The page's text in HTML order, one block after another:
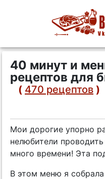
40 минут и
рецептов для
( 470 рецептов )
Мои дорогие упорно
нелюбители
много времени! Эта
В этом меню я